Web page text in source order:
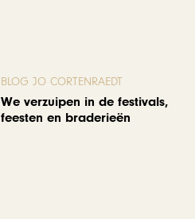
BLOG JO CORTENRAEDT
We verzuipen in de festivals,
feesten en braderieën